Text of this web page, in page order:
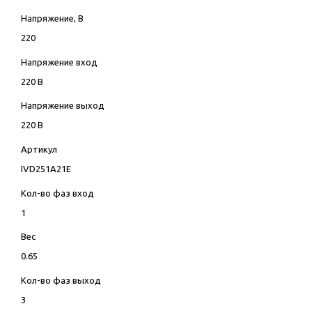
Напряжение, В
220
Напряжение вход
220 В
Напряжение выход
220 В
Артикул
IVD251A21E
Кол-во фаз вход
1
Вес
0.65
Кол-во фаз выход
3